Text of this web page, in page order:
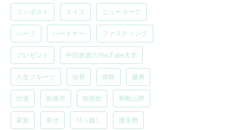
コンポスト スイス ニューヨーク
ハーブ パートナー ファスティング
プレゼント 中田敦彦のYouTube大学
人生フルーツ 仙骨 体験 健康
出張 前橋市 南房総 和歌山県
家族 幸せ 引っ越し 微生物